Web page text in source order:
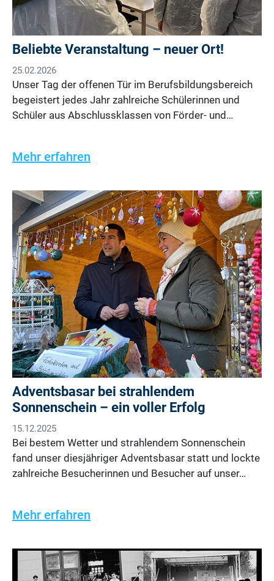
Beliebte Veranstaltung – neuer Ort!
25.02.2026
Unser Tag der offenen Tür im Berufsbildungsbereich
begeistert jedes Jahr zahlreiche Schülerinnen und
Schüler aus Abschlussklassen von Förder- und…
Mehr erfahren
Adventsbasar bei strahlendem
Sonnenschein – ein voller Erfolg
15.12.2025
Bei bestem Wetter und strahlendem Sonnenschein
fand unser diesjähriger Adventsbasar statt und lockte
zahlreiche Besucherinnen und Besucher auf unser…
Mehr erfahren